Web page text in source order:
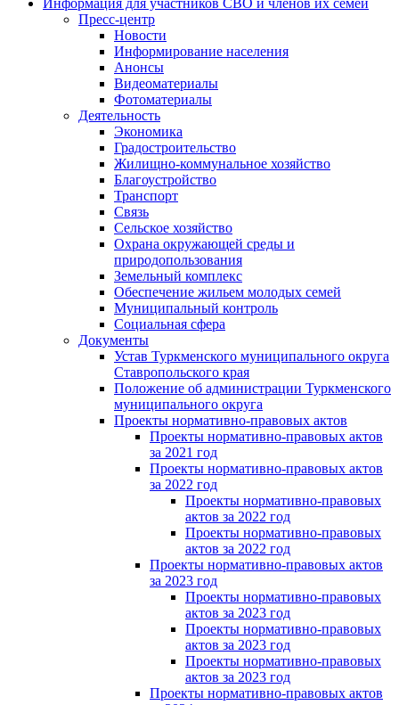
Пресс-центр
Новости
Информирование населения
Анонсы
Видеоматериалы
Фотоматериалы
Деятельность
Экономика
Градостроительство
Жилищно-коммунальное хозяйство
Благоустройство
Транспорт
Связь
Сельское хозяйство
Охрана окружающей среды и
природопользования
Земельный комплекс
Обеспечение жильем молодых семей
Муниципальный контроль
Социальная сфера
Документы
Устав Туркменского муниципального округа
Ставропольского края
Положение об администрации Туркменского
муниципального округа
Проекты нормативно-правовых актов
Проекты нормативно-правовых актов
за 2021 год
Проекты нормативно-правовых актов
за 2022 год
Проекты нормативно-правовых
актов за 2022 год
Проекты нормативно-правовых
актов за 2022 год
Проекты нормативно-правовых актов
за 2023 год
Проекты нормативно-правовых
актов за 2023 год
Проекты нормативно-правовых
актов за 2023 год
Проекты нормативно-правовых
актов за 2023 год
Проекты нормативно-правовых актов